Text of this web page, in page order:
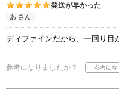
発送が早かった
あ さん
ディファインだから、一回り目
参考になりましたか？